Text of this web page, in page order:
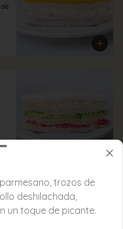
trozos de
deshilachada,
un toque de picante.